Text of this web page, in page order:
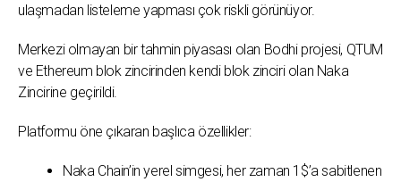
ulaşmadan listeleme yapması çok riskli görünüyor.
Merkezi olmayan bir tahmin piyasası olan Bodhi projesi, QTUM
ve Ethereum blok zincirinden kendi blok zinciri olan Naka
Zincirine geçirildi.
Platformu öne çıkaran başlıca özellikler:
Naka Chain’in yerel simgesi, her zaman 1$’a sabitlenen